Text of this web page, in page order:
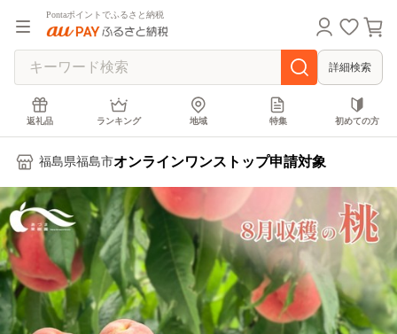
Pontaポイントでふるさと納税
詳細検索
返礼品 ランキング 地域 特集 初めての方
福島県福島市オンラインワンストップ申請対象